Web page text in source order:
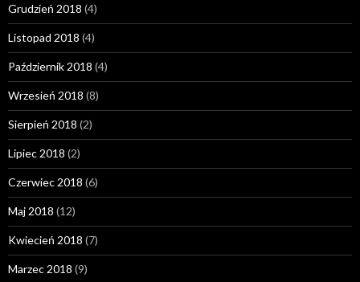
Grudzień 2018 (4)
Listopad 2018 (4)
Październik 2018 (4)
Wrzesień 2018 (8)
Sierpień 2018 (2)
Lipiec 2018 (2)
Czerwiec 2018 (6)
Maj 2018 (12)
Kwiecień 2018 (7)
Marzec 2018 (9)